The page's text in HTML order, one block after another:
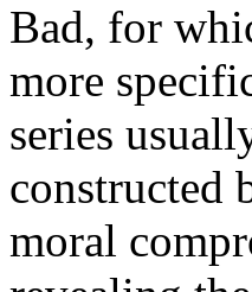
Bad, for
more
series
constructed
moral